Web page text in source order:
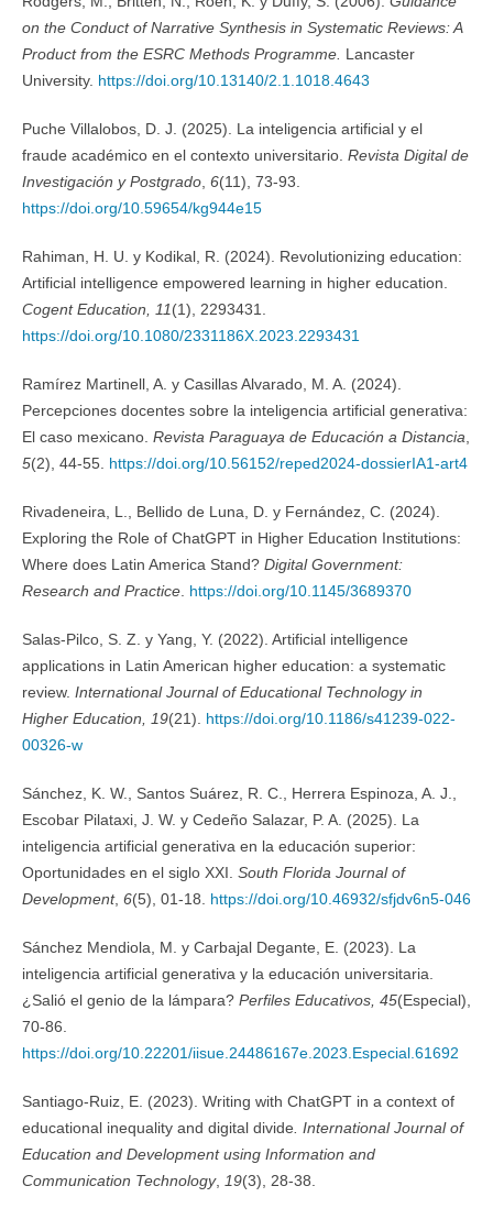
on the Conduct of Narrative Synthesis in Systematic Reviews: A
Product from the ESRC Methods Programme. Lancaster
University. https://doi.org/10.13140/2.1.1018.4643
Puche Villalobos, D. J. (2025). La inteligencia artificial y el
fraude académico en el contexto universitario. Revista Digital de
Investigación y Postgrado, 6(11), 73-93.
https://doi.org/10.59654/kg944e15
Rahiman, H. U. y Kodikal, R. (2024). Revolutionizing education:
Artificial intelligence empowered learning in higher education.
Cogent Education, 11(1), 2293431.
https://doi.org/10.1080/2331186X.2023.2293431
Ramírez Martinell, A. y Casillas Alvarado, M. A. (2024).
Percepciones docentes sobre la inteligencia artificial generativa:
El caso mexicano. Revista Paraguaya de Educación a Distancia
5(2), 44-55. https://doi.org/10.56152/reped2024-dossierIA1-art4
Rivadeneira, L., Bellido de Luna, D. y Fernández, C. (2024).
Exploring the Role of ChatGPT in Higher Education Institutions:
Where does Latin America Stand? Digital Government:
Research and Practice. https://doi.org/10.1145/3689370
Salas-Pilco, S. Z. y Yang, Y. (2022). Artificial intelligence
applications in Latin American higher education: a systematic
review. International Journal of Educational Technology in
Higher Education, 19(21). https://doi.org/10.1186/s41239-022-
00326-w
Sánchez, K. W., Santos Suárez, R. C., Herrera Espinoza, A. J.,
Escobar Pilataxi, J. W. y Cedeño Salazar, P. A. (2025). La
inteligencia artificial generativa en la educación superior:
Oportunidades en el siglo XXI. South Florida Journal of
Development, 6(5), 01-18. https://doi.org/10.46932/sfjdv6n5-046
Sánchez Mendiola, M. y Carbajal Degante, E. (2023). La
inteligencia artificial generativa y la educación universitaria.
¿Salió el genio de la lámpara? Perfiles Educativos, 45(Especial),
70-86.
https://doi.org/10.22201/iisue.24486167e.2023.Especial.61692
Santiago-Ruiz, E. (2023). Writing with ChatGPT in a context of
educational inequality and digital divide . International Journal of
Education and Development using Information and
Communication Technology, 19(3), 28-38.